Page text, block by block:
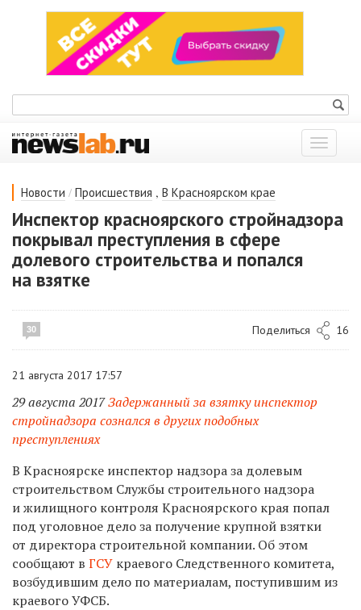
Показать
меню
Новости / Происшествия , В Красноярском крае
Инспектор красноярского стройнадзора
покрывал преступления в сфере
долевого строительства и попался
на взятке
30 Поделиться 16
21 августа 2017 17:57
29 августа 2017Задержанный за взятку инспектор
стройнадзора сознался в других подобных
преступлениях
В Красноярске инспектор надзора за долевым
строительством Службы строительного надзора
и жилищного контроля Красноярского края попал
под уголовное дело за получение крупной взятки
от директора строительной компании. Об этом
сообщают в ГСУ краевого Следственного комитета,
возбудившим дело по материалам, поступившим из
краевого УФСБ.